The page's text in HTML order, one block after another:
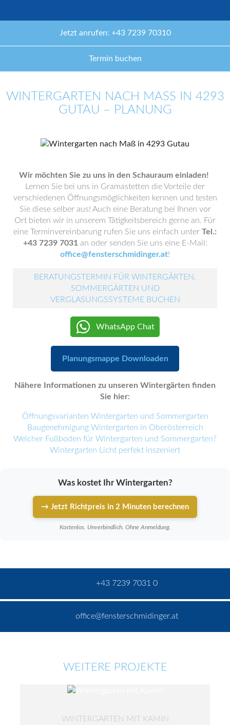
Jetzt anrufen: +43 7239 70310
Termin buchen
WINTERGARTEN NACH MASS IN 4293 G
UTAU – PLANUNG
Wir möchten Sie zu uns in den Schauraum einladen!
Lernen Sie bei uns in Gramastetten die Vorteile der
verschiedenen Öffnungsmöglichkeiten kennen und testen
Sie diese selber aus! Auch eine Beratung bei Ihnen vor
Ort bieten wir in unserem Tätigkeitsbereich gerne an. Für
eine Terminvereinbarung rufen Sie uns einfach unter Tel.:
+43 7239 7031 an oder senden Sie uns eine E-Mail:
office@fensterschmidinger.at!
BERATUNGSTERMIN FÜR WINTERGÄRTEN,
SOMMERGÄRTEN UND
VERGLASUNGSSYSTEME BUCHEN
WhatsApp Chat
Planungsmappe Downloaden
Nähere Informationen zu unseren Wintergärten finden
Sie hier:
Öffnungsvarianten Wintergarten und Sommergarten
Baugenehmigung Wintergarten in Oberösterreich
Welcher Fußboden für Wintergarten und Sommergarten?
Wintergarten Licht perfekt inszeniert
Was kostet Ihr Wintergarten?
→ Jetzt Richtpreis in 2 Minuten berechnen
Kostenlos. Unverbindlich. Ohne Anmeldung.
+43 7239 7031 0
office@fensterschmidinger.at
WEITERE PROJEKTE
WINTERGARTEN MIT KAMIN